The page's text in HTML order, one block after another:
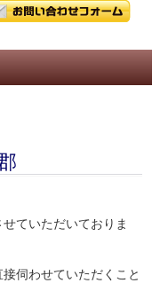
ていただいておりま
伺わせていただくこと